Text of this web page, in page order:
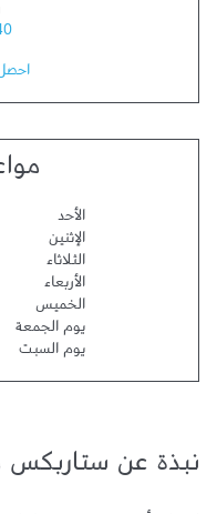
الأحد
الإثنين
الثلاثاء
الأربعاء
الخميس
يوم الجمعة
يوم السبت
نبذة عن ستاربكس